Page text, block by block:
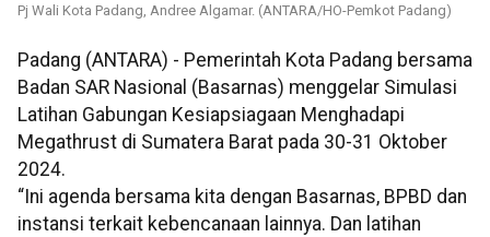
Pj Wali Kota Padang, Andree Algamar. (ANTARA/HO-Pemkot Padang)
Padang (ANTARA) - Pemerintah Kota Padang bersama
Badan SAR Nasional (Basarnas) menggelar Simulasi
Latihan Gabungan Kesiapsiagaan Menghadapi
Megathrust di Sumatera Barat pada 30-31 Oktober
2024.
“Ini agenda bersama kita dengan Basarnas, BPBD dan
instansi terkait kebencanaan lainnya. Dan latihan